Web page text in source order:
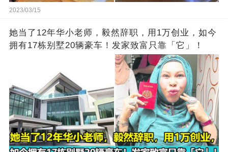
2023/03/15
她当了12年华小老师，毅然辞职，用1万创业，如今
拥有17栋别墅20辆豪车！发家致富只靠「它」！